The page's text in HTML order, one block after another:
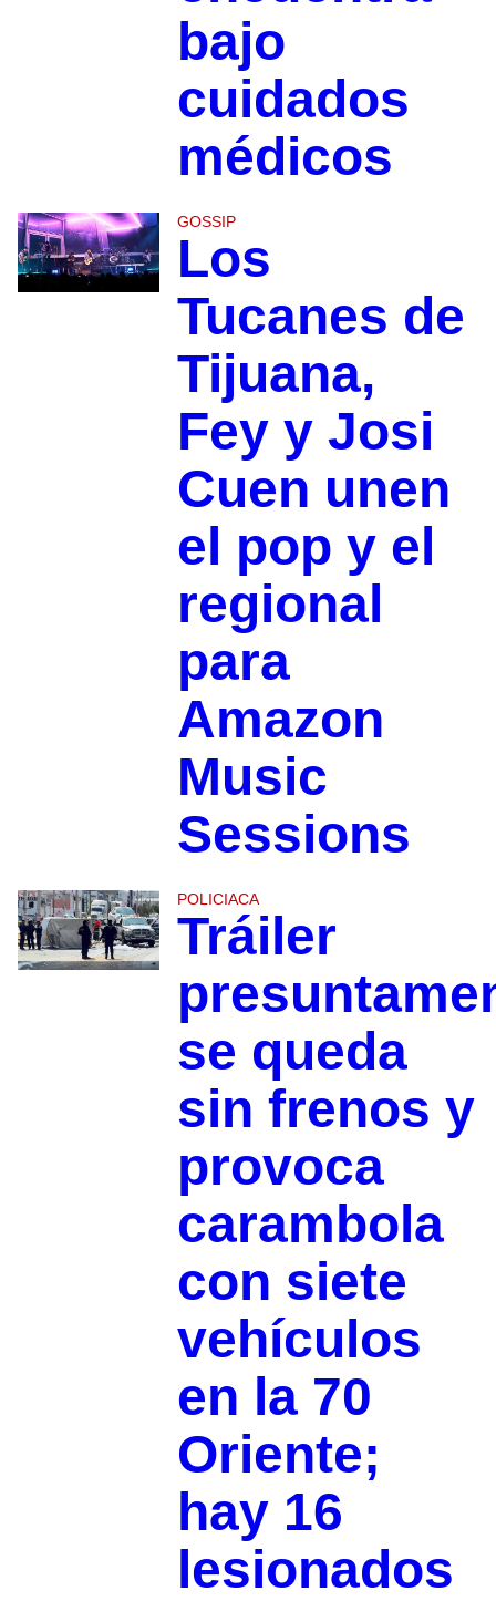
bajo
cuidados
médicos
GOSSIP
Los
Tucanes de
Tijuana,
Fey y Josi
Cuen unen
el pop y el
regional
para
Amazon
Music
Sessions
POLICIACA
Tráiler
se queda
sin frenos y
provoca
carambola
con siete
vehículos
en la 70
Oriente;
hay 16
lesionados